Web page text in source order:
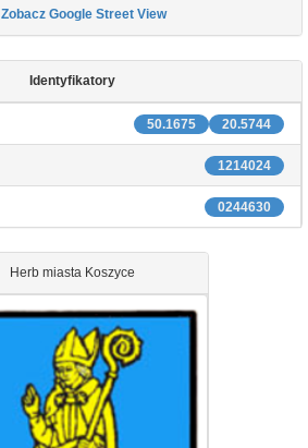
Zobacz Google Street View
Identyfikatory
20.5744
50.1675
1214024
0244630
Herb miasta Koszyce